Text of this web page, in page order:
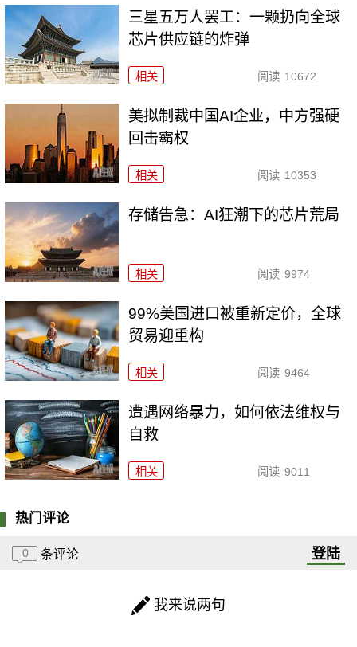
三星五万人罢工：一颗扔向全球
芯片供应链的炸弹
相关 阅读 10672
美拟制裁中国AI企业，中方强硬
回击霸权
相关 阅读 10353
存储告急：AI狂潮下的芯片荒局
相关 阅读 9974
99%美国进口被重新定价，全球
贸易迎重构
相关 阅读 9464
遭遇网络暴力，如何依法维权与
自救
相关 阅读 9011
热门评论
0 条评论 登陆
我来说两句